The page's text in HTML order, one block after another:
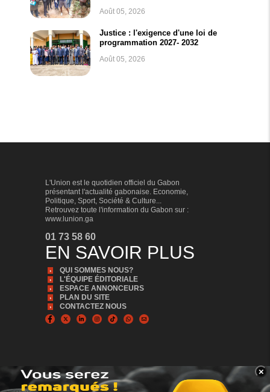
Août 05, 2026
Justice : l'exigence d'une loi de
programmation 2027- 2032
Août 05, 2026
BANNER_BAS
×
L'Union est le quotidien officiel du Gabon
présentant l'actualité gabonaise. Economie,
Politique, Sport, Société & Culture...
Retrouvez toute l'information du Gabon sur :
www.lunion.ga
01 73 58 60
EN SAVOIR PLUS
QUI SOMMES NOUS?
L'ÉQUIPE ÉDITORIALE
ESPACE ANNONCEURS
PLAN DU SITE
CONTACTEZ NOUS
© Copyright 2024, Tous droits réservés | L'Union est édité par la Sonapresse